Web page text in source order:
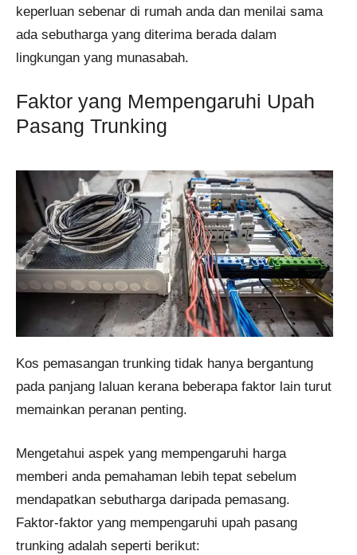
keperluan sebenar di rumah anda dan menilai sama
ada sebutharga yang diterima berada dalam
lingkungan yang munasabah.
Faktor yang Mempengaruhi Upah
Pasang Trunking
Kos pemasangan trunking tidak hanya bergantung
pada panjang laluan kerana beberapa faktor lain turut
memainkan peranan penting.
Mengetahui aspek yang mempengaruhi harga
memberi anda pemahaman lebih tepat sebelum
mendapatkan sebutharga daripada pemasang.
Faktor-faktor yang mempengaruhi upah pasang
trunking adalah seperti berikut: